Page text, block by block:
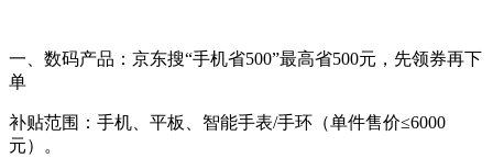
一、数码产品：京东搜“手机省500”最高省500元，先领券再下
单
补贴范围：手机、平板、智能手表/手环（单件售价≤6000
元）。